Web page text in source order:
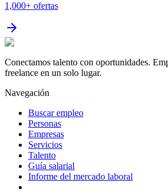
1,000+ ofertas
Conectamos talento con oportunidades.
freelance en un solo lugar.
Navegación
Buscar empleo
Personas
Empresas
Servicios
Talento
Guía salarial
Informe del mercado laboral